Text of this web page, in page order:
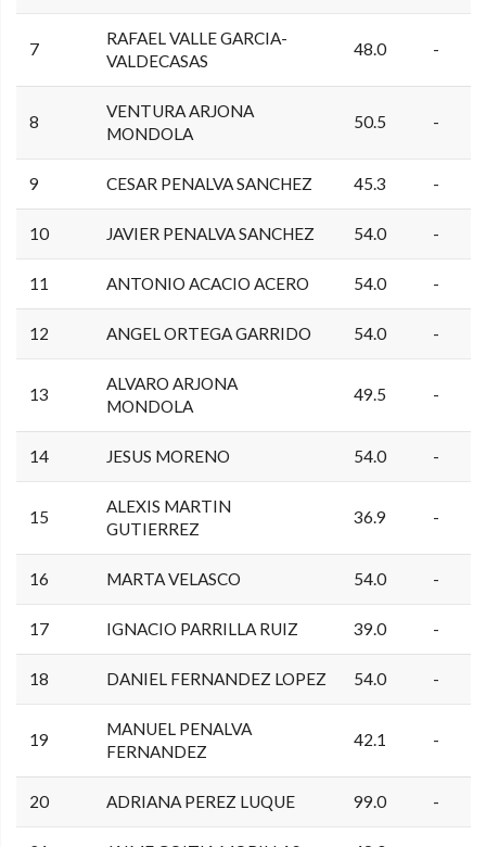
7
RAFAEL VALLE GARCIA-
VALDECASAS
48.0 -
8
VENTURA ARJONA
MONDOLA
50.5 -
9 CESAR PENALVA SANCHEZ 45.3 -
10 JAVIER PENALVA SANCHEZ 54.0 -
11 ANTONIO ACACIO ACERO 54.0 -
12 ANGEL ORTEGA GARRIDO 54.0 -
13
ALVARO ARJONA
MONDOLA
49.5 -
14 JESUS MORENO 54.0 -
15
ALEXIS MARTIN
GUTIERREZ
36.9 -
16 MARTA VELASCO 54.0 -
17 IGNACIO PARRILLA RUIZ 39.0 -
18 DANIEL FERNANDEZ LOPEZ 54.0 -
19
MANUEL PENALVA
FERNANDEZ
42.1 -
20 ADRIANA PEREZ LUQUE 99.0 -